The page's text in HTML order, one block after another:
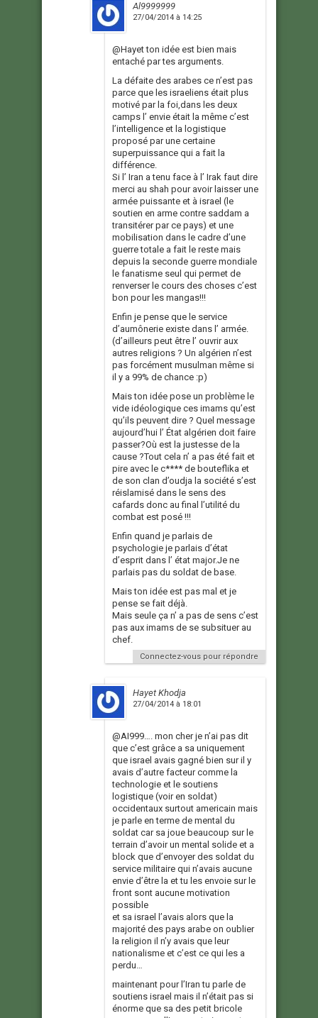
Al9999999
27/04/2014 à 14:25
@Hayet ton idée est bien mais
entaché par tes arguments.
La défaite des arabes ce n’est pas
parce que les israeliens était plus
motivé par la foi,dans les deux
camps l’ envie était la même c’est
l’intelligence et la logistique
proposé par une certaine
superpuissance qui a fait la
différence.
Si l’ Iran a tenu face à l’ Irak faut dire
merci au shah pour avoir laisser une
armée puissante et à israel (le
soutien en arme contre saddam a
transitérer par ce pays) et une
mobilisation dans le cadre d’une
guerre totale a fait le reste mais
depuis la seconde guerre mondiale
le fanatisme seul qui permet de
renverser le cours des choses c’est
bon pour les mangas!!!
Enfin je pense que le service
d’aumônerie existe dans l’ armée.
(d’ailleurs peut être l’ ouvrir aux
autres religions ? Un algérien n’est
pas forcément musulman même si
il y a 99% de chance :p)
Mais ton idée pose un problème le
vide idéologique ces imams qu’est
qu’ils peuvent dire ? Quel message
aujourd’hui l’ État algérien doit faire
passer?Où est la justesse de la
cause ?Tout cela n’ a pas été fait et
pire avec le c**** de bouteflika et
de son clan d’oudja la société s’est
réislamisé dans le sens des
cafards donc au final l’utilité du
combat est posé !!!
Enfin quand je parlais de
psychologie je parlais d’état
d’esprit dans l’ état major.Je ne
parlais pas du soldat de base.
Mais ton idée est pas mal et je
pense se fait déjà.
Mais seule ça n’ a pas de sens c’est
pas aux imams de se subsituer au
chef.
Connectez-vous pour répondre
Hayet Khodja
27/04/2014 à 18:01
@AI999…. mon cher je n’ai pas dit
que c’est grâce a sa uniquement
que israel avais gagné bien sur il y
avais d’autre facteur comme la
technologie et le soutiens
logistique (voir en soldat)
occidentaux surtout americain mais
je parle en terme de mental du
soldat car sa joue beaucoup sur le
terrain d’avoir un mental solide et a
block que d’envoyer des soldat du
service militaire qui n’avais aucune
envie d’être la et tu les envoie sur le
front sont aucune motivation
possible
et sa israel l’avais alors que la
majorité des pays arabe on oublier
la religion il n’y avais que leur
nationalisme et c’est ce qui les a
perdu…
maintenant pour l’Iran tu parle de
soutiens israel mais il n’était pas si
énorme que sa des petit bricole